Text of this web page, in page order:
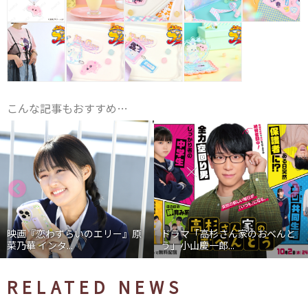
こんな記事もおすすめ…
映画『恋わずらいのエリー』原
菜乃華 インタ...
ドラマ「高杉さん家のおべんと
う」小山慶一郎...
RELATED NEWS